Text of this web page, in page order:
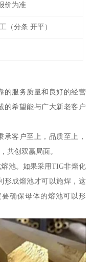
价为准
（分条 开平）
的服务质量和良好的经营
的希望能与广大新老客户
客户至上，品质至上，
共创双赢局面。
池。如果采用TIG非熔化
形成熔池才可以施焊，这
确保母体的熔池可以形